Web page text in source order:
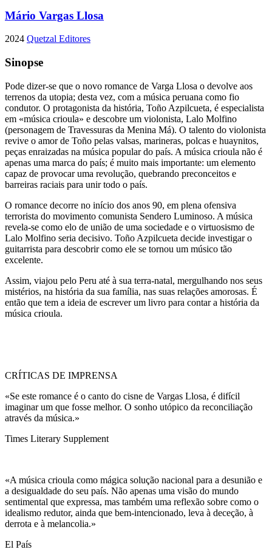
Mário Vargas Llosa
2024 Quetzal Editores
Sinopse
Pode dizer-se que o novo romance de Varga Llosa o devolve aos
terrenos da utopia; desta vez, com a música peruana como fio
condutor. O protagonista da história, Toño Azpilcueta, é especialista
em «música crioula» e descobre um violonista, Lalo Molfino
(personagem de Travessuras da Menina Má). O talento do violonista
revive o amor de Toño pelas valsas, marineras, polcas e huaynitos,
peças enraizadas na música popular do país. A música crioula não é
apenas uma marca do país; é muito mais importante: um elemento
capaz de provocar uma revolução, quebrando preconceitos e
barreiras raciais para unir todo o país.
O romance decorre no início dos anos 90, em plena ofensiva
terrorista do movimento comunista Sendero Luminoso. A música
revela-se como elo de união de uma sociedade e o virtuosismo de
Lalo Molfino seria decisivo. Toño Azpilcueta decide investigar o
guitarrista para descobrir como ele se tornou um músico tão
excelente.
Assim, viajou pelo Peru até à sua terra-natal, mergulhando nos seus
mistérios, na história da sua família, nas suas relações amorosas. É
então que tem a ideia de escrever um livro para contar a história da
música crioula.
CRÍTICAS DE IMPRENSA
«Se este romance é o canto do cisne de Vargas Llosa, é difícil
imaginar um que fosse melhor. O sonho utópico da reconciliação
através da música.»
Times Literary Supplement
«A música crioula como mágica solução nacional para a desunião e
a desigualdade do seu país. Não apenas uma visão do mundo
sentimental que expressa, mas também uma reflexão sobre como o
idealismo redutor, ainda que bem-intencionado, leva à deceção, à
derrota e à melancolia.»
El País